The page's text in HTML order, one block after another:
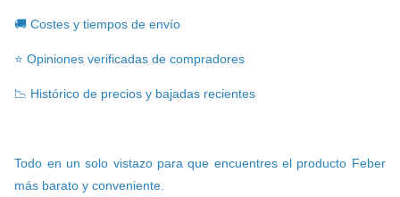
🚚 Costes y tiempos de envío
⭐ Opiniones verificadas de compradores
📉 Histórico de precios y bajadas recientes
Todo en un solo vistazo para que encuentres el producto Feber
más barato y conveniente.